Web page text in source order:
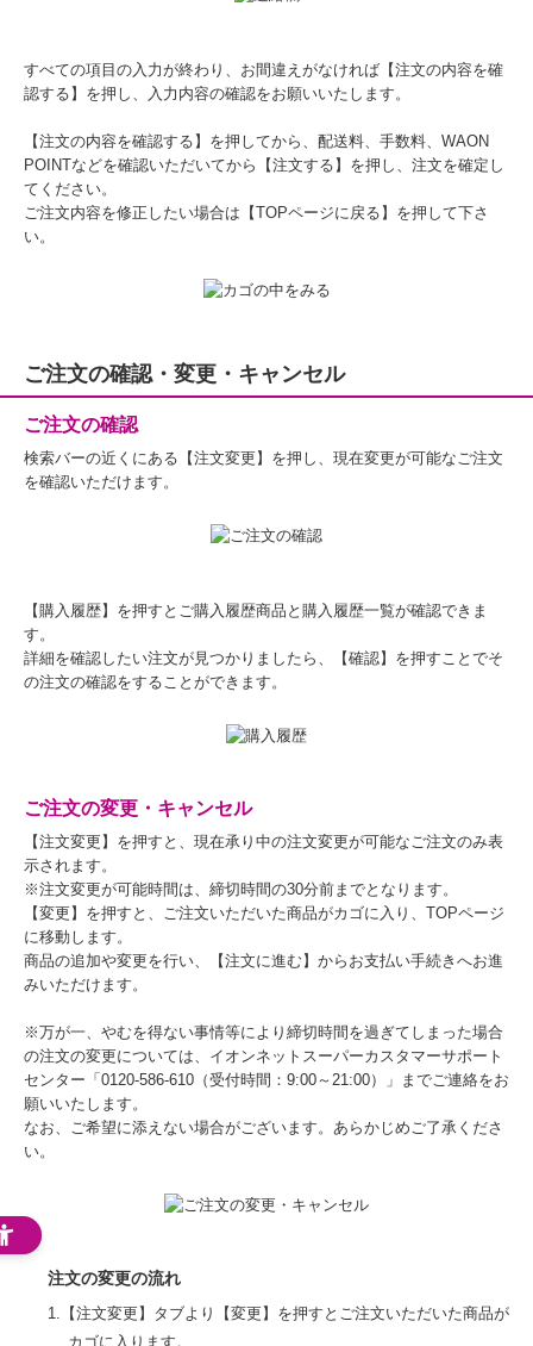
すべての項目の入力が終わり、お間違えがなければ【注文の内容を確
認する】を押し、入力内容の確認をお願いいたします。
【注文の内容を確認する】を押してから、配送料、手数料、WAON
POINTなどを確認いただいてから【注文する】を押し、注文を確定し
てください。
ご注文内容を修正したい場合は【TOPページに戻る】を押して下さ
い。
ご注文の確認・変更・キャンセル
ご注文の確認
検索バーの近くにある【注文変更】を押し、現在変更が可能なご注文
を確認いただけます。
【購入履歴】を押すとご購入履歴商品と購入履歴一覧が確認できま
す。
詳細を確認したい注文が見つかりましたら、【確認】を押すことでそ
の注文の確認をすることができます。
ご注文の変更・キャンセル
【注文変更】を押すと、現在承り中の注文変更が可能なご注文のみ表
示されます。
※注文変更が可能時間は、締切時間の30分前までとなります。
【変更】を押すと、ご注文いただいた商品がカゴに入り、TOPページ
に移動します。
商品の追加や変更を行い、【注文に進む】からお支払い手続きへお進
みいただけます。
※万が一、やむを得ない事情等により締切時間を過ぎてしまった場合
の注文の変更については、イオンネットスーパーカスタマーサポート
センター「0120-586-610（受付時間：9:00～21:00）」までご連絡をお
願いいたします。
なお、ご希望に添えない場合がございます。あらかじめご了承くださ
い。
注文の変更の流れ
1.【注文変更】タブより【変更】を押すとご注文いただいた商品が
カゴに入ります。